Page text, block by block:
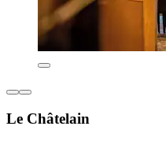
Le Châtelain